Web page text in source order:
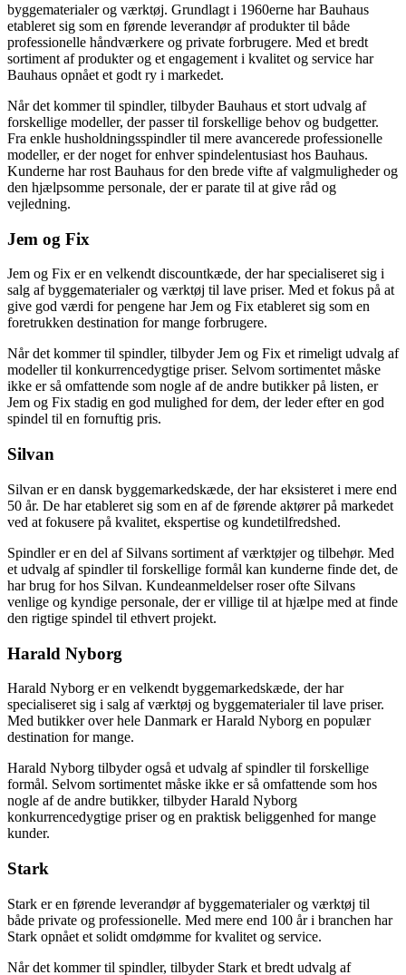
byggematerialer og værktøj. Grundlagt i 1960erne har Bauhaus
etableret sig som en førende leverandør af produkter til både
professionelle håndværkere og private forbrugere. Med et bredt
sortiment af produkter og et engagement i kvalitet og service har
Bauhaus opnået et godt ry i markedet.
Når det kommer til spindler, tilbyder Bauhaus et stort udvalg af
forskellige modeller, der passer til forskellige behov og budgetter.
Fra enkle husholdningsspindler til mere avancerede professionelle
modeller, er der noget for enhver spindelentusiast hos Bauhaus.
Kunderne har rost Bauhaus for den brede vifte af valgmuligheder og
den hjælpsomme personale, der er parate til at give råd og
vejledning.
Jem og Fix
Jem og Fix er en velkendt discountkæde, der har specialiseret sig i
salg af byggematerialer og værktøj til lave priser. Med et fokus på at
give god værdi for pengene har Jem og Fix etableret sig som en
foretrukken destination for mange forbrugere.
Når det kommer til spindler, tilbyder Jem og Fix et rimeligt udvalg af
modeller til konkurrencedygtige priser. Selvom sortimentet måske
ikke er så omfattende som nogle af de andre butikker på listen, er
Jem og Fix stadig en god mulighed for dem, der leder efter en god
spindel til en fornuftig pris.
Silvan
Silvan er en dansk byggemarkedskæde, der har eksisteret i mere end
50 år. De har etableret sig som en af de førende aktører på markedet
ved at fokusere på kvalitet, ekspertise og kundetilfredshed.
Spindler er en del af Silvans sortiment af værktøjer og tilbehør. Med
et udvalg af spindler til forskellige formål kan kunderne finde det, de
har brug for hos Silvan. Kundeanmeldelser roser ofte Silvans
venlige og kyndige personale, der er villige til at hjælpe med at finde
den rigtige spindel til ethvert projekt.
Harald Nyborg
Harald Nyborg er en velkendt byggemarkedskæde, der har
specialiseret sig i salg af værktøj og byggematerialer til lave priser.
Med butikker over hele Danmark er Harald Nyborg en populær
destination for mange.
Harald Nyborg tilbyder også et udvalg af spindler til forskellige
formål. Selvom sortimentet måske ikke er så omfattende som hos
nogle af de andre butikker, tilbyder Harald Nyborg
konkurrencedygtige priser og en praktisk beliggenhed for mange
kunder.
Stark
Stark er en førende leverandør af byggematerialer og værktøj til
både private og professionelle. Med mere end 100 år i branchen har
Stark opnået et solidt omdømme for kvalitet og service.
Når det kommer til spindler, tilbyder Stark et bredt udvalg af